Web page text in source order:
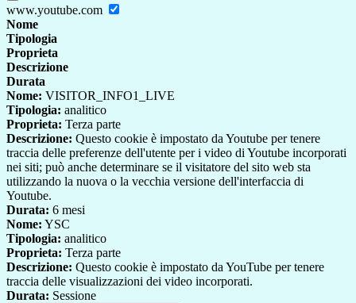
www.youtube.com
Nome
Tipologia
Proprieta
Descrizione
Durata
Nome: VISITOR_INFO1_LIVE
Tipologia: analitico
Proprieta: Terza parte
Descrizione: Questo cookie è impostato da Youtube per tenere
traccia delle preferenze dell'utente per i video di Youtube incorporati
nei siti; può anche determinare se il visitatore del sito web sta
utilizzando la nuova o la vecchia versione dell'interfaccia di
Youtube.
Durata: 6 mesi
Nome: YSC
Tipologia: analitico
Proprieta: Terza parte
Descrizione: Questo cookie è impostato da YouTube per tenere
traccia delle visualizzazioni dei video incorporati.
Durata: Sessione